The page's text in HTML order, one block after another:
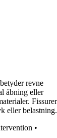
revne
åbning eller
Fissurer
eller belastning.
•